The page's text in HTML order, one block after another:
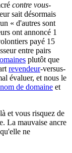
contre vous-
sait désormais
« d'autres sont
ont annoncé 1
payé 15
entre pairs
plutôt que
revendeur-versus-
évaluer, et nous le
de domaine et
et vous risquez de
La mauvaise ancre
ne